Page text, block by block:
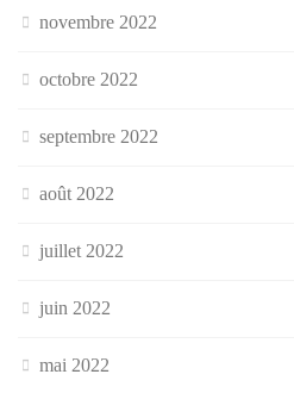
novembre 2022
octobre 2022
septembre 2022
août 2022
juillet 2022
juin 2022
mai 2022